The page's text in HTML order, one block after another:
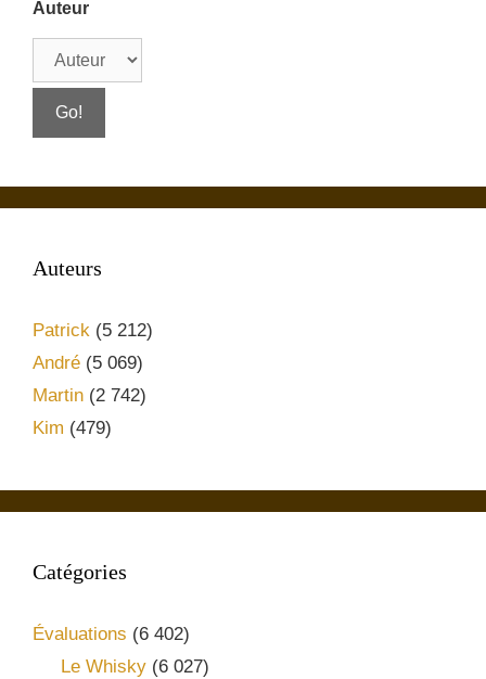
Auteur
Auteurs
Patrick (5 212)
André (5 069)
Martin (2 742)
Kim (479)
Catégories
Évaluations (6 402)
Le Whisky(6 027)